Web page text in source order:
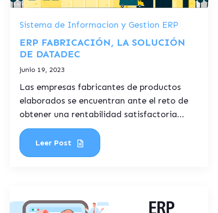
Sistema de Informacion y Gestion ERP
ERP FABRICACIÓN, LA SOLUCIÓN
DE DATADEC
junio 19, 2023
Las empresas fabricantes de productos
elaborados se encuentran ante el reto de
obtener una rentabilidad satisfactoria...
Leer Post